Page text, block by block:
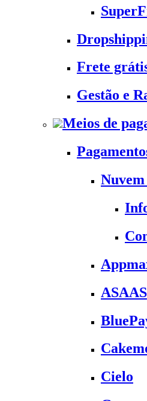
Frete
Gestão e
Meios de
Nuvem
ASAAS
Cielo